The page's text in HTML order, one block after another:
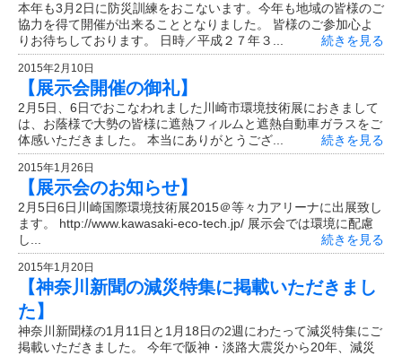
本年も3月2日に防災訓練をおこないます。今年も地域の皆様のご
協力を得て開催が出来ることとなりました。 皆様のご参加心よ
りお待ちしております。 日時／平成２７年３...
続きを見る
2015年2月10日
【展示会開催の御礼】
2月5日、6日でおこなわれました川崎市環境技術展におきまして
は、お蔭様で大勢の皆様に遮熱フィルムと遮熱自動車ガラスをご
体感いただきました。 本当にありがとうござ...
続きを見る
2015年1月26日
【展示会のお知らせ】
2月5日6日川崎国際環境技術展2015＠等々力アリーナに出展致し
ます。 http://www.kawasaki-eco-tech.jp/ 展示会では環境に配慮
し...
続きを見る
2015年1月20日
【神奈川新聞の減災特集に掲載いただきまし
た】
神奈川新聞様の1月11日と1月18日の2週にわたって減災特集にご
掲載いただきました。 今年で阪神・淡路大震災から20年、減災